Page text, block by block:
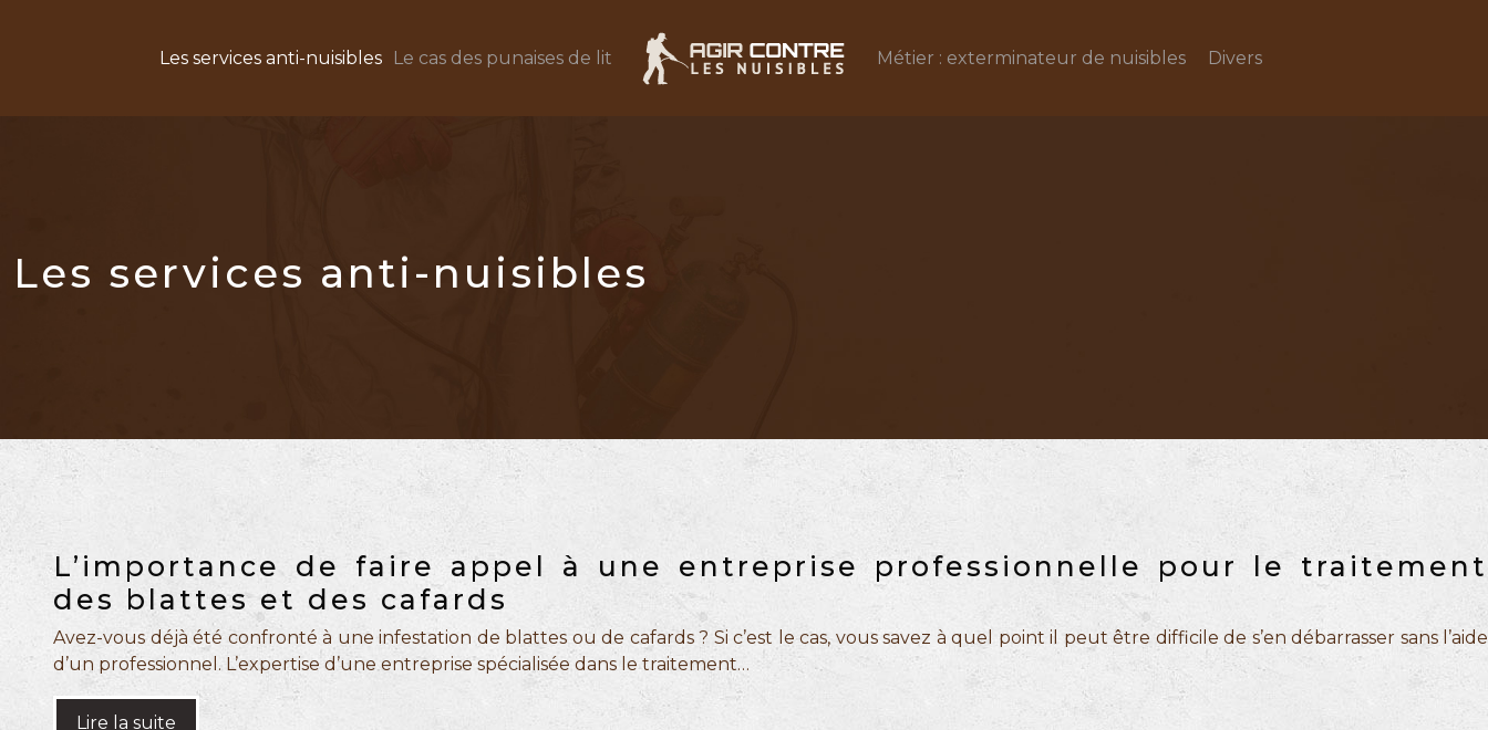
Le cas des punaises de lit
Les services anti-nuisibles Métier : exterminateur de nuisibles Divers
Les services anti-nuisibles
L’importance de faire appel à une entreprise professionnelle pour le traitement
des blattes et des cafards
Avez-vous déjà été confronté à une infestation de blattes ou de cafards ? Si c’est le cas, vous savez à quel point il peut être difficile de s’en débarrasser sans l’aide
d’un professionnel. L’expertise d’une entreprise spécialisée dans le traitement…
Lire la suite